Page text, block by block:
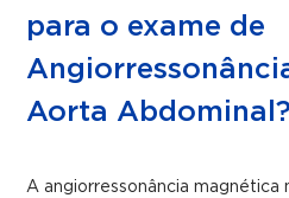
para o exame de
Aorta Abdominal?
A angiorressonância magnética